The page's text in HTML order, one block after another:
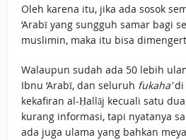
Oleh karena itu, jika ada sosok
‘Arabī yang sungguh samar bagi
muslimin, maka itu bisa
Walaupun sudah ada 50 lebih
Ibnu ‘Arabī, dan seluruh fukaha’di
kekafiran al-Ḥallāj kecuali satu
kurang informasi, tapi nyatanya
ada juga ulama yang bahkan